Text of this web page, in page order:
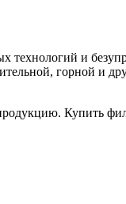
и
горной и
Купить